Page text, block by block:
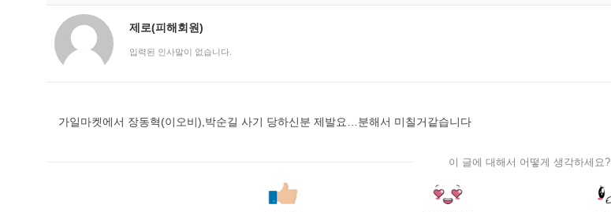
유해사이트 목록
비공개 피해사례
워킹홀리데이 피해사례
제로(피해회원)
입력된 인사말이 없습니다.
가일마켓에서 장동혁(이오비),박순길 사기 당하신분 제발요…분해서 미칠거같습니다
이 글에 대해서 어떻게 생각하세요?